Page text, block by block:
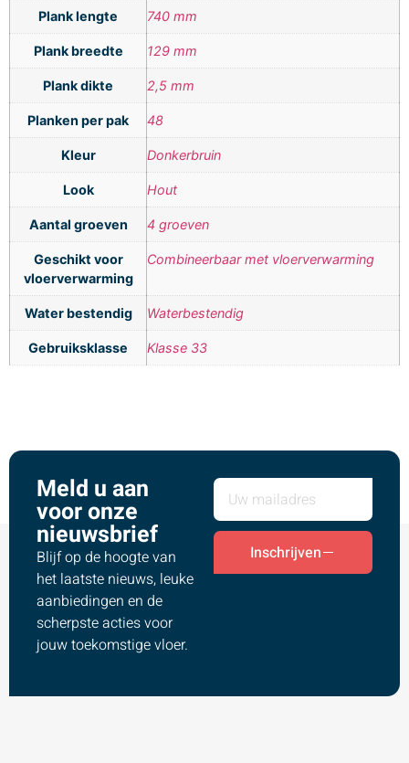
Plank lengte 740 mm
Plank breedte 129 mm
Plank dikte 2,5 mm
Planken per pak 48
Kleur Donkerbruin
Look Hout
Aantal groeven 4 groeven
Geschikt voor
vloerverwarming
Combineerbaar met vloerverwarming
Water bestendig Waterbestendig
Gebruiksklasse Klasse 33
Meld u aan
voor onze
nieuwsbrief
Blijf op de hoogte van
het laatste nieuws, leuke
aanbiedingen en de
scherpste acties voor
jouw toekomstige vloer.
Inschrijven